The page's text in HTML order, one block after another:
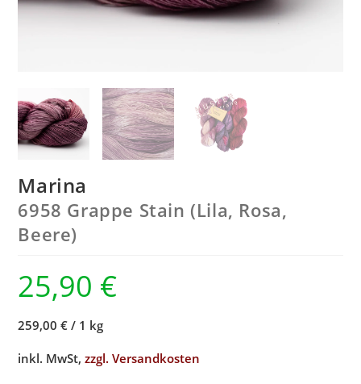
Marina
6958 Grappe Stain (Lila, Rosa,
Beere)
25,90 €
259,00 € / 1 kg
inkl. MwSt,zzgl. Versandkosten